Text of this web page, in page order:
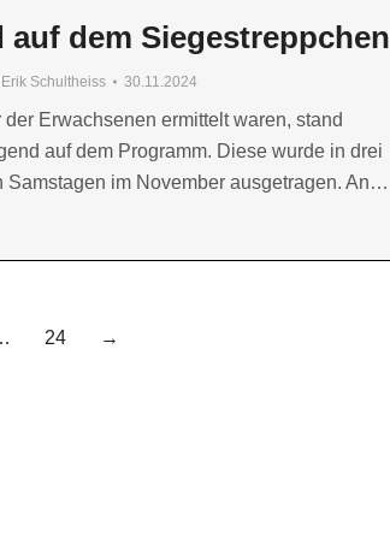
dem Siegestreppchen
Erik Schultheiss 30.11.2024
Erwachsenen ermittelt waren, stand
auf dem Programm. Diese wurde in drei
im November ausgetragen. An…
24 →